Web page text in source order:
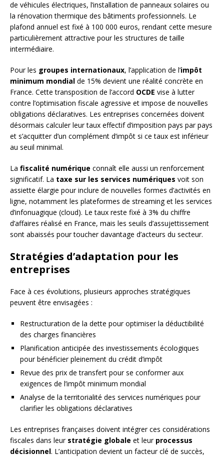
de véhicules électriques, l’installation de panneaux solaires ou
la rénovation thermique des bâtiments professionnels. Le
plafond annuel est fixé à 100 000 euros, rendant cette mesure
particulièrement attractive pour les structures de taille
intermédiaire.
Pour les groupes internationaux, l’application de l’impôt
minimum mondial de 15% devient une réalité concrète en
France. Cette transposition de l’accord OCDE vise à lutter
contre l’optimisation fiscale agressive et impose de nouvelles
obligations déclaratives. Les entreprises concernées doivent
désormais calculer leur taux effectif d’imposition pays par pays
et s’acquitter d’un complément d’impôt si ce taux est inférieur
au seuil minimal.
La fiscalité numérique connaît elle aussi un renforcement
significatif. La taxe sur les services numériques voit son
assiette élargie pour inclure de nouvelles formes d’activités en
ligne, notamment les plateformes de streaming et les services
d’infonuagique (cloud). Le taux reste fixé à 3% du chiffre
d’affaires réalisé en France, mais les seuils d’assujettissement
sont abaissés pour toucher davantage d’acteurs du secteur.
Stratégies d’adaptation pour les
entreprises
Face à ces évolutions, plusieurs approches stratégiques
peuvent être envisagées :
Restructuration de la dette pour optimiser la déductibilité
des charges financières
Planification anticipée des investissements écologiques
pour bénéficier pleinement du crédit d’impôt
Revue des prix de transfert pour se conformer aux
exigences de l’impôt minimum mondial
Analyse de la territorialité des services numériques pour
clarifier les obligations déclaratives
Les entreprises françaises doivent intégrer ces considérations
fiscales dans leur stratégie globale et leur processus
décisionnel. L’anticipation devient un facteur clé de succès,